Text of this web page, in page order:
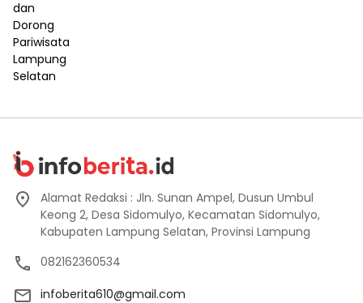
Alamat Redaksi : Jln. Sunan Ampel, Dusun Umbul
Keong 2, Desa Sidomulyo, Kecamatan Sidomulyo,
Kabupaten Lampung Selatan, Provinsi Lampung
082162360534
infoberita610@gmail.com